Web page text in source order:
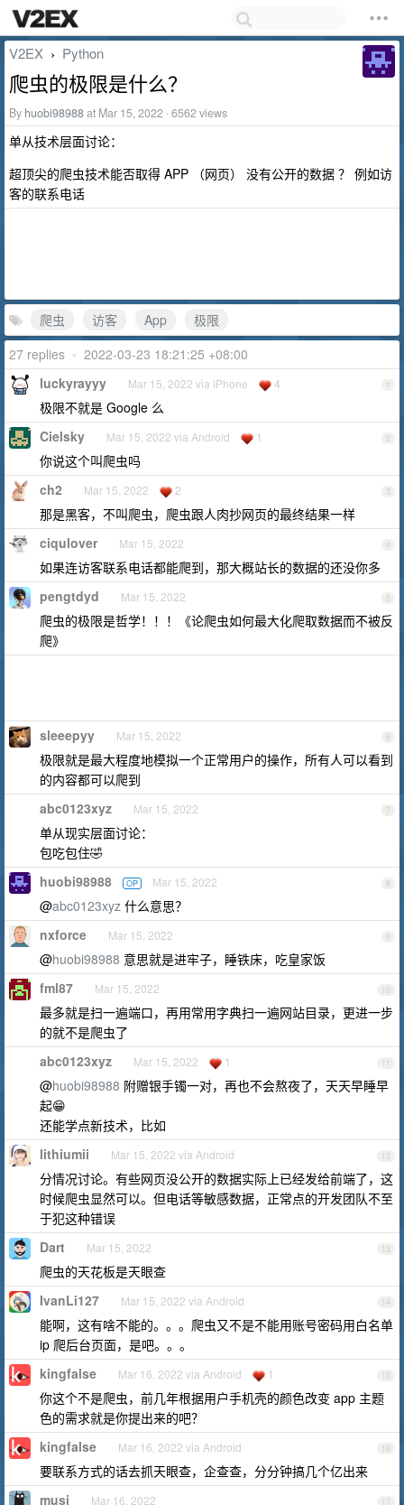
V2EX › Python
爬虫的极限是什么？
By huobi98988at Mar 15, 2022 · 6562 views
单从技术层面讨论：
超顶尖的爬虫技术能否取得 APP （网页） 没有公开的数据 ？ 例如访
客的联系电话
爬虫 访客 App
极限
27 replies • 2022-03-23 18:21:25 +08:00
1
luckyrayyy Mar 15, 2022 via iPhone 4
极限不就是 Google 么
2
Cielsky Mar 15, 2022 via Android 1
你说这个叫爬虫吗
3
ch2 Mar 15, 2022 2
那是黑客，不叫爬虫，爬虫跟人肉抄网页的最终结果一样
4
ciqulover Mar 15, 2022
如果连访客联系电话都能爬到，那大概站长的数据的还没你多
5
pengtdyd Mar 15, 2022
爬虫的极限是哲学！！！《论爬虫如何最大化爬取数据而不被反
爬》
6
sleeepyy Mar 15, 2022
极限就是最大程度地模拟一个正常用户的操作，所有人可以看到
的内容都可以爬到
7
abc0123xyz Mar 15, 2022
单从现实层面讨论：
包吃包住🤣
8
huobi98988 OP Mar 15, 2022
@abc0123xyz 什么意思？
9
nxforce Mar 15, 2022
@huobi98988 意思就是进牢子，睡铁床，吃皇家饭
10
fml87 Mar 15, 2022
最多就是扫一遍端口，再用常用字典扫一遍网站目录，更进一步
的就不是爬虫了
11
abc0123xyz Mar 15, 2022 1
@huobi98988 附赠银手镯一对，再也不会熬夜了，天天早睡早
起😁
还能学点新技术，比如
12
lithiumii Mar 15, 2022 via Android
分情况讨论。有些网页没公开的数据实际上已经发给前端了，这
时候爬虫显然可以。但电话等敏感数据，正常点的开发团队不至
于犯这种错误
13
Dart Mar 15, 2022
爬虫的天花板是天眼查
14
IvanLi127 Mar 15, 2022 via Android
能啊，这有啥不能的。。。爬虫又不是不能用账号密码用白名单
ip 爬后台页面，是吧。。。
15
kingfalse Mar 16, 2022 via Android 1
你这个不是爬虫，前几年根据用户手机壳的颜色改变 app 主题
色的需求就是你提出来的吧？
16
kingfalse Mar 16, 2022 via Android
要联系方式的话去抓天眼查，企查查，分分钟搞几个亿出来
17
musi Mar 16, 2022